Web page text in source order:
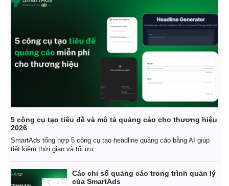
5 công cụ tạo tiêu đề và mô tả quảng cáo cho thương hiệu
2026
SmartAds tổng hợp 5 công cụ tạo headline quảng cáo bằng AI giúp
tiết kiệm thời gian và tối ưu.
Các chỉ số quảng cáo trong trình quản lý
của SmartAds